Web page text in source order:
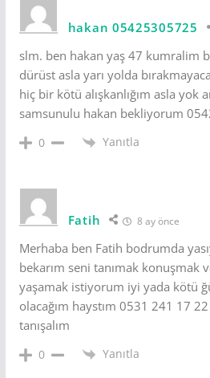
hakan 05425305725
slm. ben hakan yaş 47 kumralim
dürüst asla yarı yolda
hiç bir kötü alışkanlığım asla yok
samsunulu hakan bekliyorum
0 Yanıtla
Fatih 8 ay önce
Merhaba ben Fatih bodrumda
bekarım seni tanımak konuşmak
yaşamak istiyorum iyi yada kötü
olacağım haystım 0531 241 17
tanışalım
0 Yanıtla